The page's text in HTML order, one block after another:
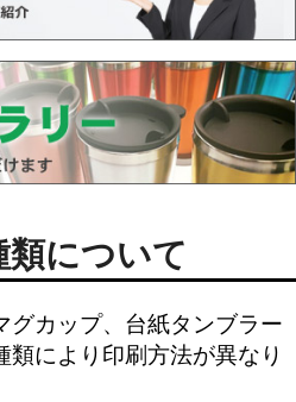
類について
グカップ、台紙タンブラー
類により印刷方法が異なり